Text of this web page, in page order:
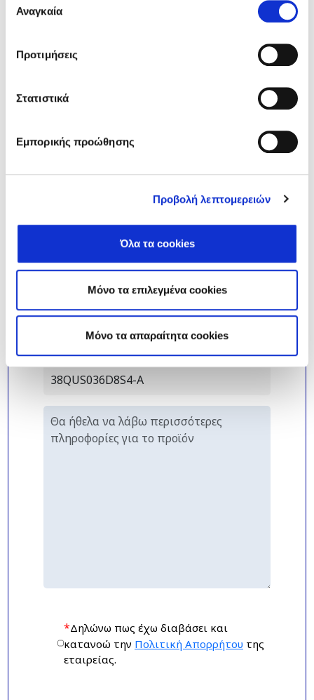
των υπηρεσιών τους.
συγκατάθεσης
Αναγκαία
Προτιμήσεις
Στατιστικά
Εμπορικής προώθησης
Προβολή λεπτομερειών
Όλα τα cookies
Μόνο τα επιλεγμένα cookies
Mόνο τα απαραίτητα cookies
*Δηλώνω πως έχω διαβάσει και
κατανοώ την Πολιτική Απορρήτου της
εταιρείας.